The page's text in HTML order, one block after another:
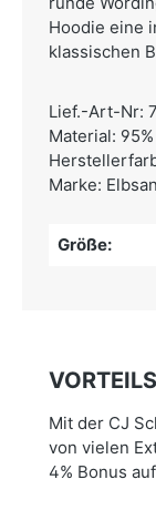
Hoodie eine
klassischen
Lief.-Art-Nr:
Material:
Marke:
Größe:
Mit der CJ
von vielen
4% Bonus